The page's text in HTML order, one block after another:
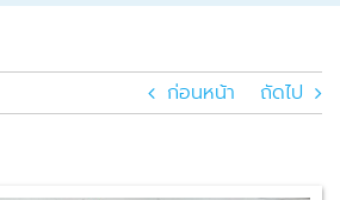
ก่อนหน้า ถัดไป